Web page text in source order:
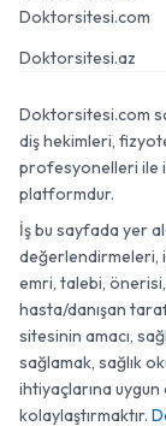
Doktorsitesi.com
Doktorsitesi.az
Doktorsitesi.com
diş hekimleri,
profesyonelleri ile
platformdur.
İş bu sayfada yer
değerlendirmeleri,
emri, talebi,
hasta/danışan
sitesinin amacı,
sağlamak, sağlık
ihtiyaçlarına uygun
kolaylaştırmaktır.